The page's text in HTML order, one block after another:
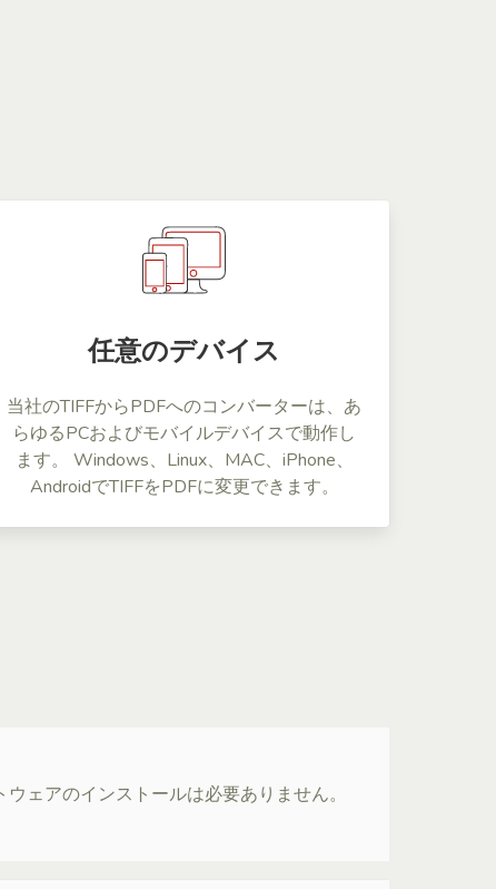
任意のデバイス
当社のTIFFからPDFへのコンバーターは、あ
らゆるPCおよびモバイルデバイスで動作し
ます。 Windows、Linux、MAC、iPhone、
AndroidでTIFFをPDFに変更できます。
ェアのインストールは必要ありません。